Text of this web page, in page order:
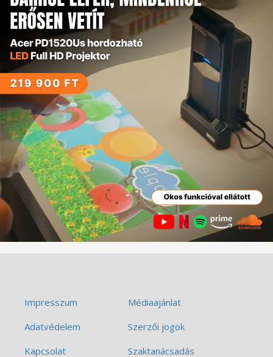
Impresszum
Médiaajánlat
Adatvédelem
Szerzői jogok
Kapcsolat
Szaktanácsadás